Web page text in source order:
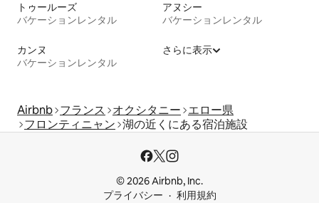
トゥールーズ
バケーションレンタル
アヌシー
バケーションレンタル
カンヌ
バケーションレンタル
さらに表示
Airbnb フランス オクシタニー エロー県
フロンティニャン 湖の近くにある宿泊施設
© 2026 Airbnb, Inc.
プライバシー
利用規約